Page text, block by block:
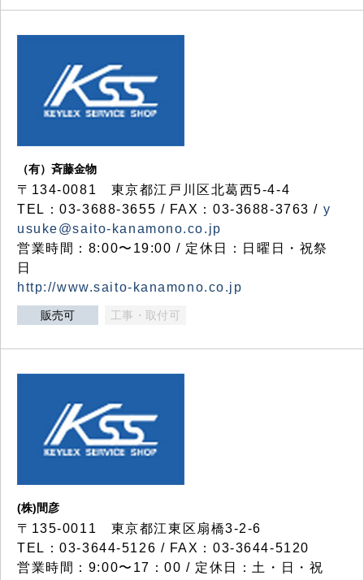
（有）斉藤金物
〒134-0081 東京都江戸川区北葛西5-4-4
TEL：03-3688-3655 / FAX：03-3688-3763 / y
usuke@saito-kanamono.co.jp
営業時間：8:00〜19:00 / 定休日：日曜日・祝祭
日
http://www.saito-kanamono.co.jp
販売可 工事・取付可
(株)間彦
〒135-0011 東京都江東区扇橋3-2-6
TEL：03-3644-5126 / FAX：03-3644-5120
営業時間：9:00〜17：00 / 定休日：土・日・祝